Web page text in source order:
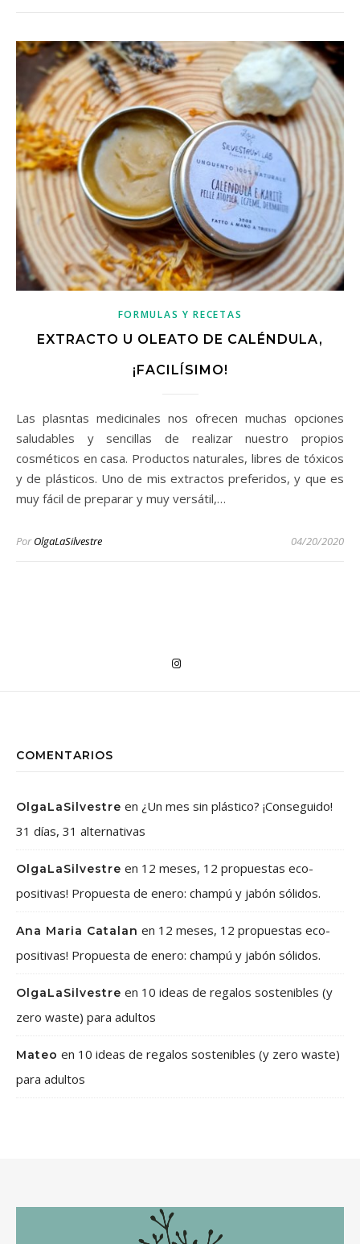
FORMULAS Y RECETAS
EXTRACTO U OLEATO DE CALÉNDULA,
¡FACILÍSIMO!
Las plasntas medicinales nos ofrecen muchas opciones
saludables y sencillas de realizar nuestro propios
cosméticos en casa. Productos naturales, libres de tóxicos
y de plásticos. Uno de mis extractos preferidos, y que es
muy fácil de preparar y muy versátil,…
Por OlgaLaSilvestre 04/20/2020
COMENTARIOS
OlgaLaSilvestre en ¿Un mes sin plástico? ¡Conseguido!
31 días, 31 alternativas
OlgaLaSilvestre en 12 meses, 12 propuestas eco-
positivas! Propuesta de enero: champú y jabón sólidos.
Ana Maria Catalan en 12 meses, 12 propuestas eco-
positivas! Propuesta de enero: champú y jabón sólidos.
OlgaLaSilvestre en 10 ideas de regalos sostenibles (y
zero waste) para adultos
Mateo en 10 ideas de regalos sostenibles (y zero waste)
para adultos